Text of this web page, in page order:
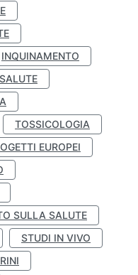
INQUINAMENTO
TOSSICOLOGIA
EUROPEI
SULLA SALUTE
STUDI IN VIVO